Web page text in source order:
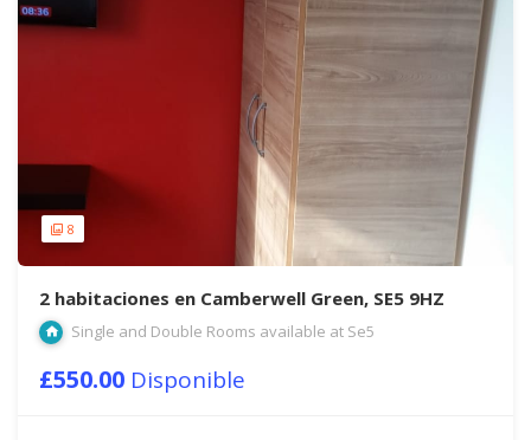
8
2 habitaciones en Camberwell Green, SE5 9HZ
Single and Double Rooms available at Se5
£550.00 Disponible